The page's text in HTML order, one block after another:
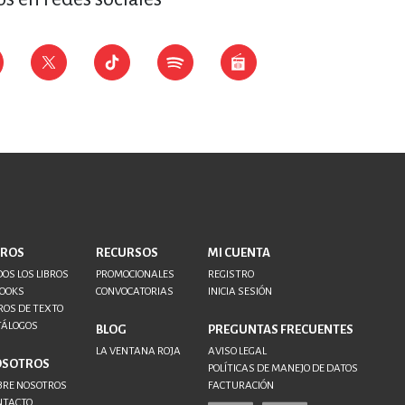
VETERINARIA
ANIMADOS
LOS LIBROS
DE TEXTO
NOSOTROS
RECURSOS
PROMOCIONALES
CONVOCATORIAS
BLOG
LA VENTANA ROJA
MI CUENTA
REGISTRO
INICIA SESIÓN
PREGUNTAS FRECUENTES
AVISO LEGAL
POLÍTICAS DE MANEJO DE DATOS
FACTURACIÓN